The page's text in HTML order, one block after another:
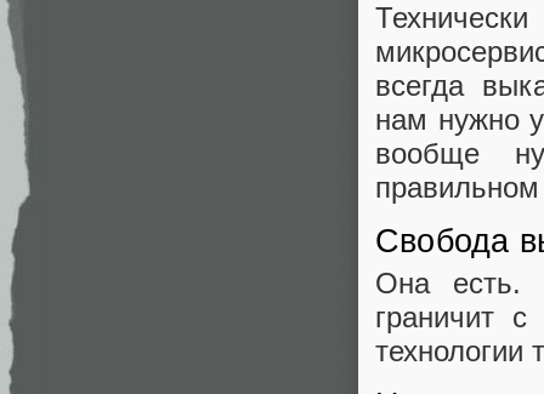
всегда
нам нужно
вообще
Свобода
Она есть.
граничит
технологии